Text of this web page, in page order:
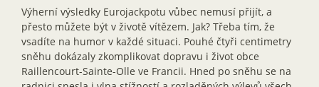
Výherní výsledky Eurojackpotu vůbec nemusí přijít, a
přesto můžete být v životě vítězem. Jak? Třeba tím, že
vsadíte na humor v každé situaci. Pouhé čtyři centimetry
sněhu dokázaly zkomplikovat dopravu i život obce
Raillencourt-Sainte-Olle ve Francii. Hned po sněhu se na